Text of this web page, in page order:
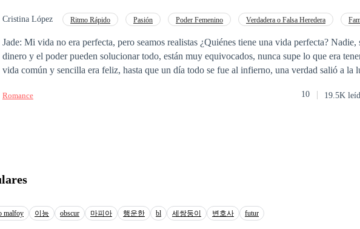
Cristina López Ritmo Rápido Pasión Poder Femenino Verdadera o Falsa Heredera
Jade: Mi vida no era perfecta, pero seamos realistas ¿Quiénes tiene una vida perfecta? Nadie,
dinero y el poder pueden solucionar todo, están muy equivocados, nunca supe lo que era
vida común y sencilla era feliz, hasta que un día todo se fue al infierno, una verdad salió a la luz y no
ahora resulta que soy una Bach, se supone que tendría dinero, poder, que me cuidarían, pero
ser una Bach. Loan: Mi vida era perfecta tal como estaba, hasta que a mi padre se le antojo
matrimonio ella me abandono, con el corazón roto y el cuerpo lleno de alcohol tome una
lado cuando mi hermano quiso lastimarla? quise salvarla, sin saber que la estaba arrastrando
pero de algo estoy seguro, no me importa cuál sea su apellido, porque nadie puede contra el
Romance 10 19.5K
malfoy 이능 obscur 마피아 행운한 bl 세쌍둥이 변호사 futur